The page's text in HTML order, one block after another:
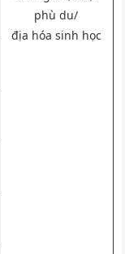
phù du/
địa hóa sinh học